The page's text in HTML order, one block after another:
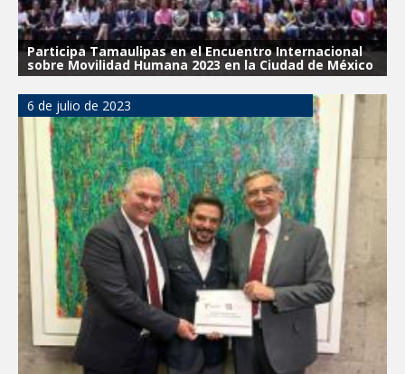
Participa Tamaulipas en el Encuentro Internacional
sobre Movilidad Humana 2023 en la Ciudad de México
6 de julio de 2023